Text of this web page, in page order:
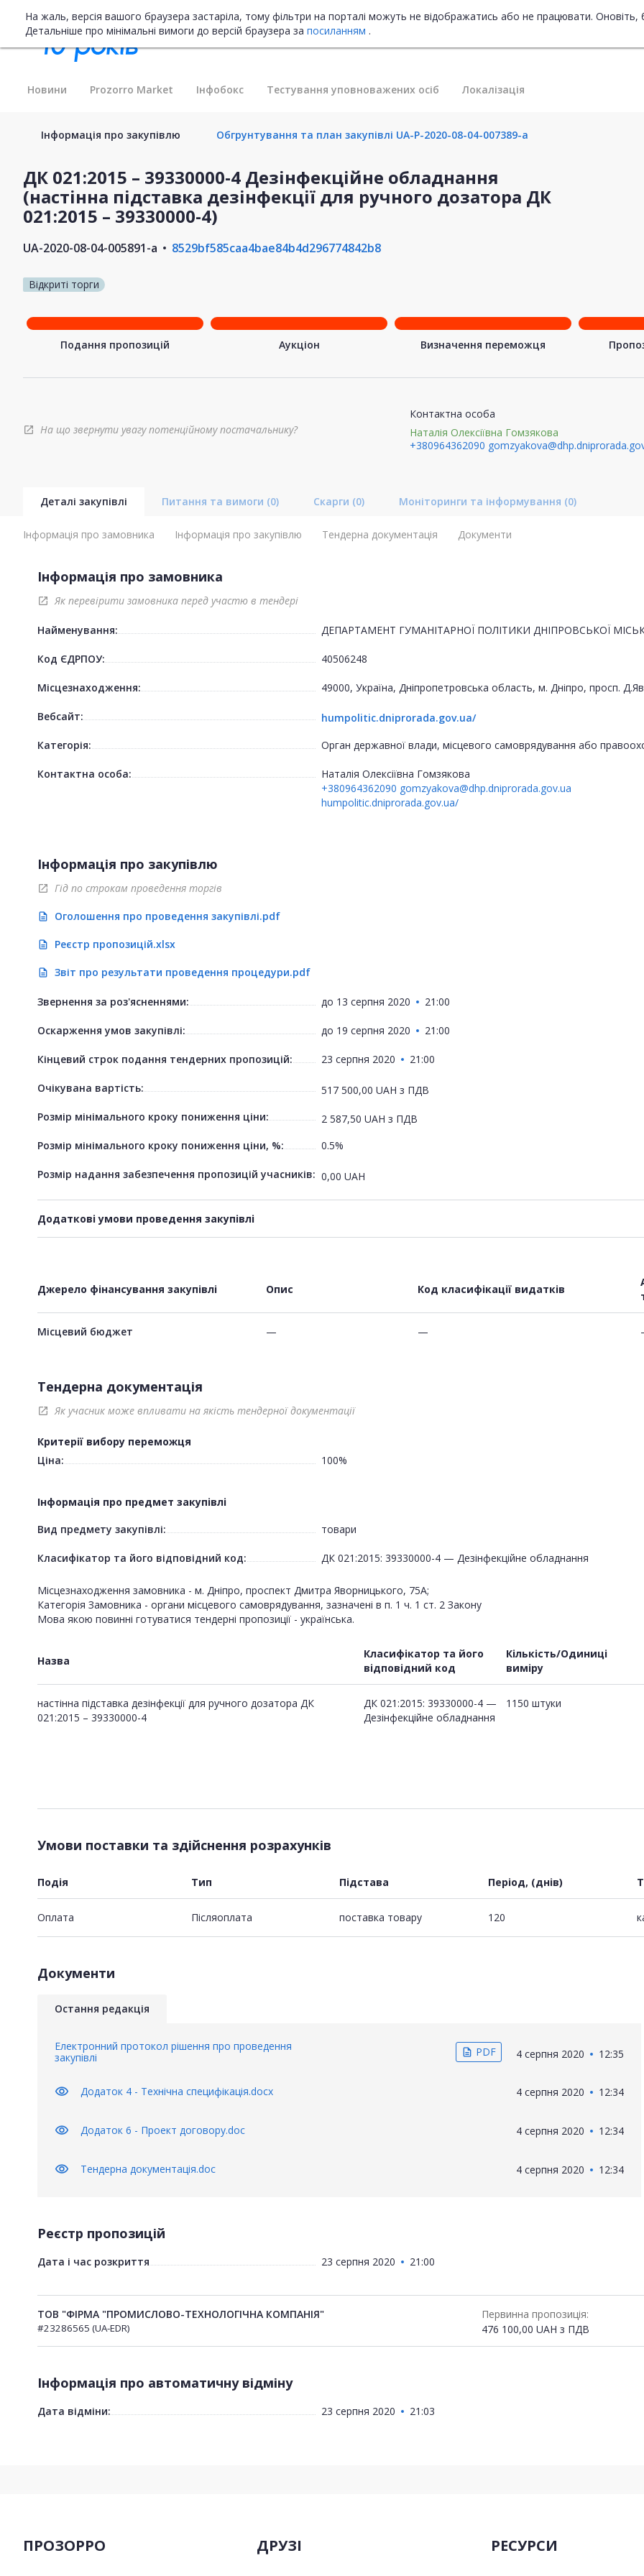
На жаль, версія вашого браузера застаріла, тому фільтри на порталі можуть не відображатись або не працювати.
Детальніше про мінімальні вимоги до версій браузера за посиланням .
Новини Prozorro Market Інфобокс Тестування уповноважених осіб Локалізація
Інформація про закупівлю Обгрунтування та план закупівлі UA-P-2020-08-04-007389-a
ДК 021:2015 – 39330000-4 Дезінфекційне обладнання
(настінна підставка дезінфекції для ручного дозатора ДК
021:2015 – 39330000-4)
UA-2020-08-04-005891-a 8529bf585caa4bae84b4d296774842b8
Відкриті торги
Подання пропозицій Аукціон Визначення переможця
open_in_new На що звернути увагу потенційному постачальнику?
Контактна особа
Наталія Олексіївна Гомзякова
+380964362090
Деталі закупівлі Питання та вимоги (0) Скарги (0) Моніторинги та інформування (0)
Інформація про замовника Інформація про закупівлю Тендерна документація Документи
Інформація про замовника
open_in_new Як перевірити замовника перед участю в тендері
Найменування: ДЕПАРТАМЕНТ ГУМАНІТАРНОЇ ПОЛІТИКИ ДНІПРОВСЬКОЇ
Код ЄДРПОУ: 40506248
Місцезнаходження: 49000, Україна, Дніпропетровська область, м. Дніпро, просп.
Вебсайт:
humpolitic.dniprorada.gov.ua/
Категорія:
Орган державної влади, місцевого самоврядування або
Контактна особа:
Наталія Олексіївна Гомзякова
+380964362090 gomzyakova@dhp.dniprorada.gov.ua
humpolitic.dniprorada.gov.ua/
Інформація про закупівлю
open_in_new Гід по строкам проведення торгів
description Оголошення про проведення закупівлі.pdf
description Реєстр пропозицій.xlsx
description Звіт про результати проведення процедури.pdf
Звернення за роз'ясненнями: до 13 серпня 2020 21:00
Оскарження умов закупівлі: до 19 серпня 2020 21:00
Кінцевий строк подання тендерних пропозицій: 23 серпня 2020 21:00
Очікувана вартість: 517 500,00 UAH з ПДВ
Розмір мінімального кроку пониження ціни:
2 587,50 UAH з ПДВ
Розмір мінімального кроку пониження ціни, %:
0.5%
Розмір надання забезпечення пропозицій учасників: 0,00 UAH
Додаткові умови проведення закупівлі
Джерело фінансування закупівлі Опис Код класифікації видатків
Місцевий бюджет — —
Тендерна документація
open_in_new Як учасник може впливати на якість тендерної документації
Критерії вибору переможця
Ціна:
100%
Інформація про предмет закупівлі
Вид предмету закупівлі:
товари
Класифікатор та його відповідний код: ДК 021:2015: 39330000-4 — Дезінфекційне обладнання
Місцезнаходження замовника - м. Дніпро, проспект Дмитра Яворницького, 75А;
Категорія Замовника - органи місцевого самоврядування, зазначені в п. 1 ч. 1 ст. 2 Закону
Мова якою повинні готуватися тендерні пропозиції - українська.
Назва
Класифікатор та його
відповідний код
Кількість/Одиниці
виміру
настінна підставка дезінфекції для ручного дозатора ДК
021:2015 – 39330000-4
ДК 021:2015: 39330000-4 —
Дезінфекційне обладнання
1150 штуки
Умови поставки та здійснення розрахунків
Подія Тип Підстава Період, (днів)
Оплата Пiсляоплата поставка товару 120
Документи
Остання редакція
Електронний протокол рішення про проведення
закупівлі
description PDF 4 серпня 2020 12:35
visibility Додаток 4 - Технічна специфікація.docx 4 серпня 2020 12:34
visibility Додаток 6 - Проект договору.doc 4 серпня 2020 12:34
visibility Тендерна документація.doc 4 серпня 2020 12:34
Реєстр пропозицій
Дата і час розкриття 23 серпня 2020 21:00
ТОВ "ФІРМА "ПРОМИСЛОВО-ТЕХНОЛОГІЧНА КОМПАНІЯ"
#23286565 (UA-EDR)
Первинна пропозиція:
476 100,00 UAH з ПДВ
Інформація про автоматичну відміну
Дата відміни: 23 серпня 2020 21:03
ПРОЗОРРО ДРУЗІ РЕСУРСИ